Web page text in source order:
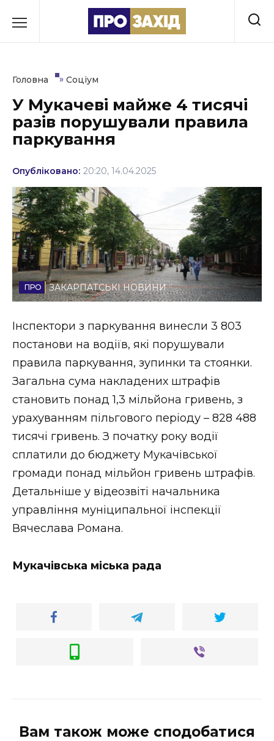
до
Культура
Освіта
Події
Політика
Соціум
Спорт
Стиль життя
Втрачений Ужгород (відеоверсія)
ЗАКАРПАТСЬКІ НОВИНИ
НОВИНИ ЗАХІДНОЇ УКРАЇНИ
ФОТО
Головна » Соціум
У Мукачеві майже 4 тисячі
разів порушували правила
паркування
Опубліковано: 20:20, 14.04.2025
ЗАКАРПАТСЬКІ НОВИНИ
Інспектори з паркування винесли 3 803
постанови на водіїв, які порушували
правила паркування, зупинки та стоянки.
Загальна сума накладених штрафів
становить понад 1,3 мільйона гривень, з
урахуванням пільгового періоду – 828 488
тисячі гривень. З початку року водії
сплатили до бюджету Мукачівської
громади понад мільйон гривень штрафів.
Детальніше у відеозвіті начальника
управління муніципальної інспекції
Вячеслава Романа.
Мукачівська міська рада
Вам також може сподобатися